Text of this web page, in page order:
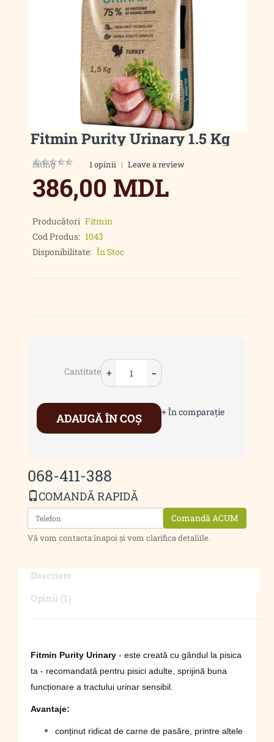
Fitmin Purity Urinary 1.5 Kg
rating 1 opinii | Leave a review
386,00 MDL
Producători Fitmin
Cod Produs: 1043
Disponibilitate: În Stoc
Cantitate
ADAUGĂ ÎN COŞ + În comparaţie
068-411-388
COMANDĂ RAPIDĂ
Comandă ACUM
Vă vom contacta înapoi și vom clarifica detaliile.
Descriere
Opinii (1)
Fitmin Purity Urinary - este creată cu gândul la pisica
ta - recomandată pentru pisici adulte, sprijină buna
funcționare a tractului urinar sensibil.
Avantaje:
conținut ridicat de carne de pasăre, printre altele